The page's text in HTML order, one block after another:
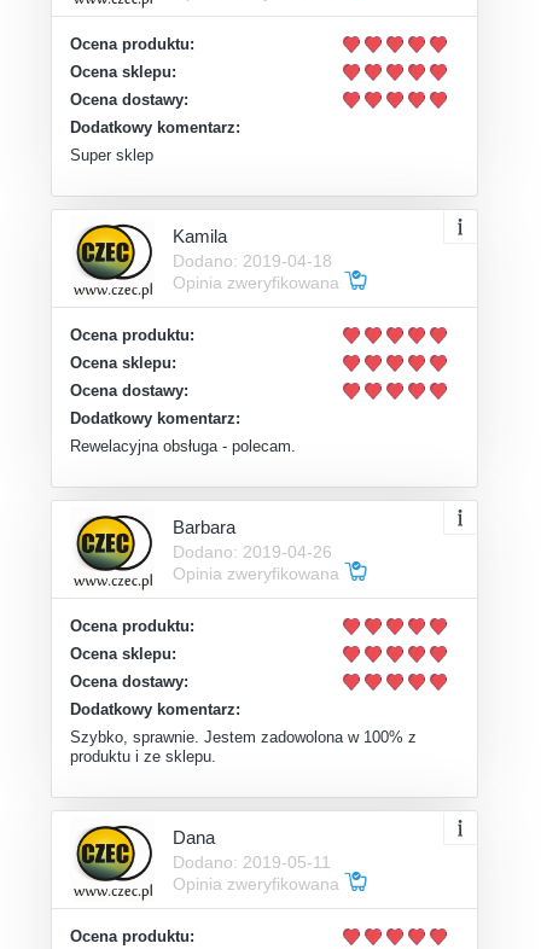
Ocena produktu:
Ocena sklepu:
Ocena dostawy:
Dodatkowy komentarz:
Super sklep
Kamila
Dodano: 2019-04-18
Opinia zweryfikowana
Ocena produktu:
Ocena sklepu:
Ocena dostawy:
Dodatkowy komentarz:
Rewelacyjna obsługa - polecam.
Barbara
Dodano: 2019-04-26
Opinia zweryfikowana
Ocena produktu:
Ocena sklepu:
Ocena dostawy:
Dodatkowy komentarz:
Szybko, sprawnie. Jestem zadowolona w 100% z
produktu i ze sklepu.
Dana
Dodano: 2019-05-11
Opinia zweryfikowana
Ocena produktu: